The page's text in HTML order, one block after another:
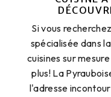
Si vous
spécialisée dans
cuisines sur
plus! La
l'adresse